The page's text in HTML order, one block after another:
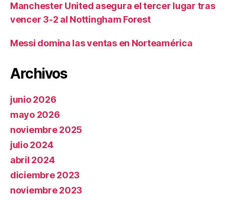
Manchester United asegura el tercer lugar tras
vencer 3-2 al Nottingham Forest
Messi domina las ventas en Norteamérica
Archivos
junio 2026
mayo 2026
noviembre 2025
julio 2024
abril 2024
diciembre 2023
noviembre 2023